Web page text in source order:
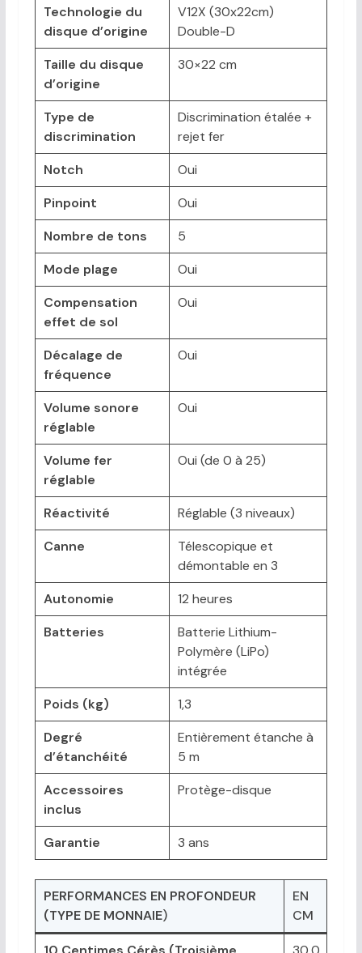
Technologie du
disque d’origine
V12X (30x22cm)
Double-D
Taille du disque
d’origine
30×22 cm
Type de
discrimination
Discrimination étalée +
rejet fer
Notch
Oui
Pinpoint
Oui
Nombre de tons
5
Mode plage
Oui
Compensation
effet de sol
Oui
Décalage de
fréquence
Oui
Volume sonore
réglable
Oui
Volume fer
réglable
Oui (de 0 à 25)
Réactivité
Réglable (3 niveaux)
Canne
Télescopique et
démontable en 3
Autonomie
12 heures
Batteries
Batterie Lithium-
Polymère (LiPo)
intégrée
Poids (kg)
1,3
Degré
d’étanchéité
Entièrement étanche à
5 m
Accessoires
inclus
Protège-disque
Garantie 3 ans
PERFORMANCES EN PROFONDEUR
(TYPE DE MONNAIE)
EN
CM